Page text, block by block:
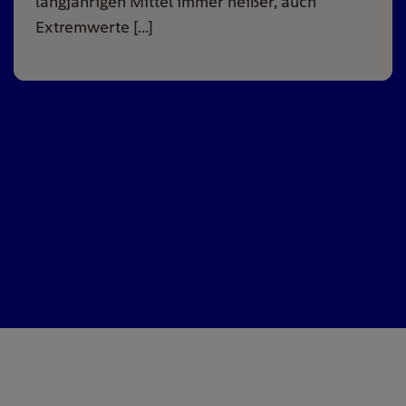
Extremwerte […]